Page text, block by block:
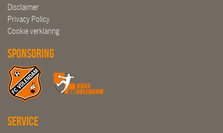
Disclaimer
Privacy Policy
Cookie verklaring
Sponsoring
Service